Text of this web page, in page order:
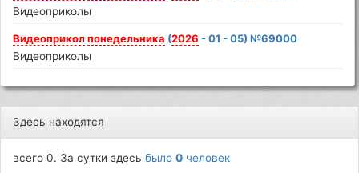
Видеоприколы
Видеоприкол понедельника (2026 - 01 - 05) №69000
Видеоприколы
Здесь находятся
всего 0. За сутки здесьбыло0 человек